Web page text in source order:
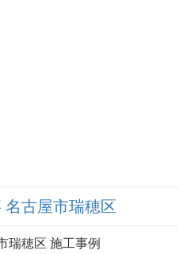
古屋市瑞穂区
瑞穂区 施工事例